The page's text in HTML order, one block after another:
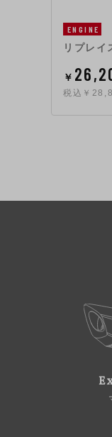
ENGINE
リプレイ
￥
税込￥